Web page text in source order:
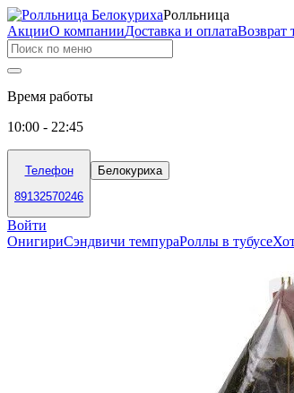
Ролльница
АкцииО компанииДоставка и оплатаВозврат
Время работы
10:00 - 22:45
Телефон
89132570246
Белокуриха
Войти
ОнигириСэндвичи темпураРоллы в тубусе